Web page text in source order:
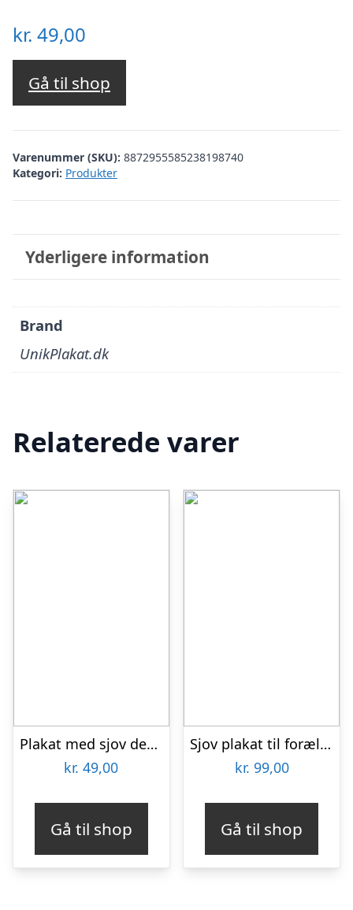
kr. 49,00
Gå til shop
Varenummer (SKU): 8872955585238198740
Kategori: Produkter
Yderligere information
Brand
UnikPlakat.dk
Relaterede varer
Plakat med sjov definition af hjem
kr. 49,00
Gå til shop
Sjov plakat til forældre til teenagere
kr. 99,00
Gå til shop